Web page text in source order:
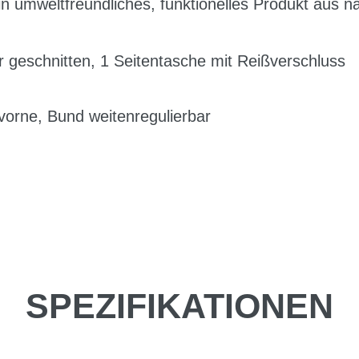
umweltfreundliches, funktionelles Produkt aus
geschnitten, 1 Seitentasche mit Reißverschluss
Bund weitenregulierbar
SPEZIFIKATIONEN